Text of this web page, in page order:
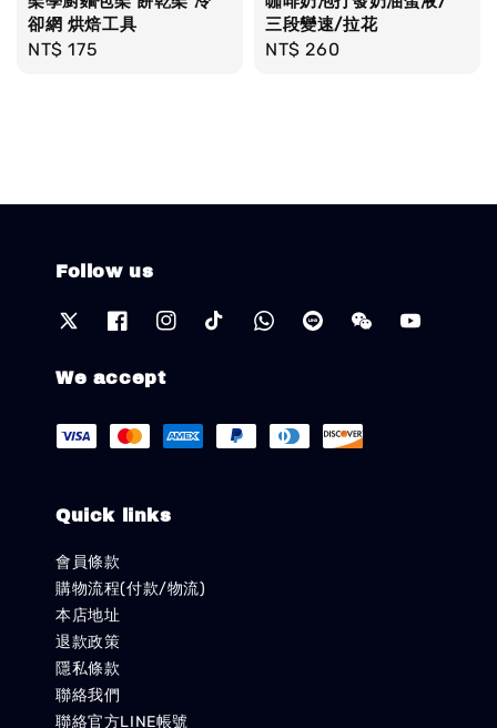
卻網 烘焙工具
Regular
NT$ 175
三段變速/拉花
Regular
NT$ 260
Follow us
We accept
Quick links
會員條款
購物流程(付款/物流)
本店地址
退款政策
隱私條款
聯絡我們
聯絡官方LINE帳號